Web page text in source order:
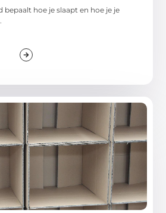
bepaalt hoe je slaapt en hoe je je